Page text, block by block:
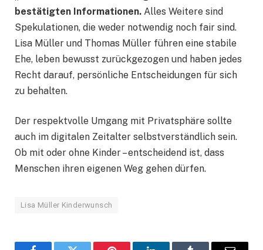
bestätigten Informationen. Alles Weitere sind
Spekulationen, die weder notwendig noch fair sind.
Lisa Müller und Thomas Müller führen eine stabile
Ehe, leben bewusst zurückgezogen und haben jedes
Recht darauf, persönliche Entscheidungen für sich
zu behalten.
Der respektvolle Umgang mit Privatsphäre sollte
auch im digitalen Zeitalter selbstverständlich sein.
Ob mit oder ohne Kinder – entscheidend ist, dass
Menschen ihren eigenen Weg gehen dürfen.
Lisa Müller Kinderwunsch